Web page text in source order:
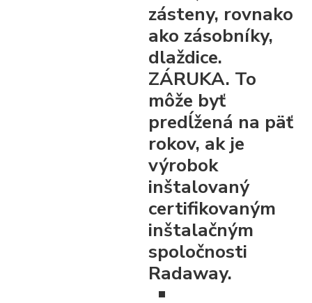
zásteny, rovnako
ako zásobníky,
dlaždice.
ZÁRUKA. To
môže byť
predĺžená na päť
rokov, ak je
výrobok
inštalovaný
certifikovaným
inštalačným
spoločnosti
Radaway.